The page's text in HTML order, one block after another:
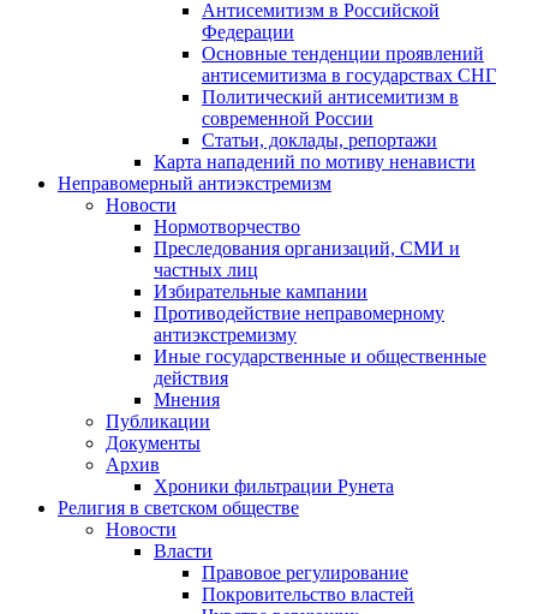
Антисемитизм в Российской
Федерации
Основные тенденции проявлений
антисемитизма в государствах СНГ
Политический антисемитизм в
современной России
Статьи, доклады, репортажи
Карта нападений по мотиву ненависти
Неправомерный антиэкстремизм
Новости
Нормотворчество
Преследования организаций, СМИ и
частных лиц
Избирательные кампании
Противодействие неправомерному
антиэкстремизму
Иные государственные и общественные
действия
Мнения
Публикации
Документы
Архив
Хроники фильтрации Рунета
Религия в светском обществе
Новости
Власти
Правовое регулирование
Покровительство властей